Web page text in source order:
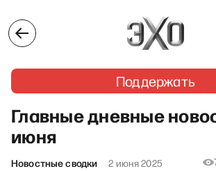
Поддержать
Главные дневные
июня
Новостные сводки 2 июня 2025